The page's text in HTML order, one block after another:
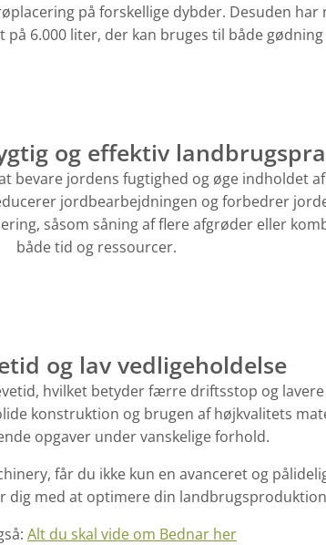
på forskellige dybder. Desuden har
6.000 liter, der kan bruges til både
og effektiv
jordens fugtighed og øge indholdet af
jordbearbejdningen og forbedrer
såsom såning af flere afgrøder eller
både tid og ressourcer​.
og lav vedligeholdelse
hvilket betyder færre driftsstop og
konstruktion og brugen af højkvalitets
opgaver under vanskelige forhold.
får du ikke kun en avanceret og
dig med at optimere din
Alt du skal vide om Bednar her